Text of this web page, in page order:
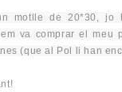
motlle de 20*30, jo
va comprar el meu
(que al Pol li han